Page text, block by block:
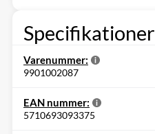
Specifikationer
Varenummer:
9901002087
EAN nummer:
5710693093375